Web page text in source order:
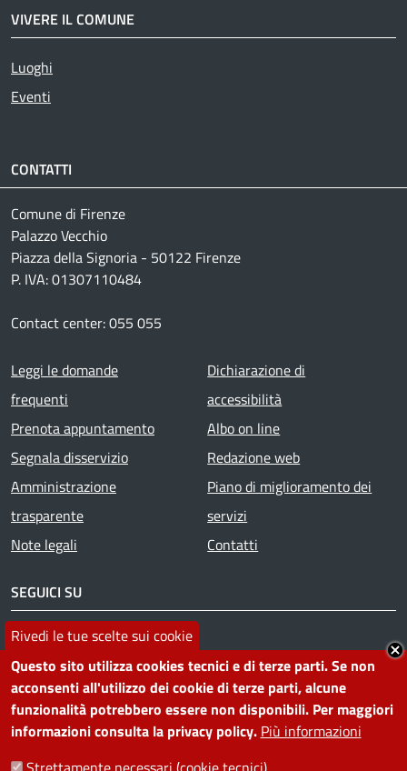
Rivedi le tue scelte sui cookie
Questo sito utilizza cookies tecnici e di terze parti. Se non
acconsenti all'utilizzo dei cookie di terze parti, alcune
funzionalità potrebbero essere non disponibili. Per maggiori
informazioni consulta la privacy policy. Più informazioni
VIVERE IL COMUNE
Luoghi
Eventi
CONTATTI
Comune di Firenze
Palazzo Vecchio
Piazza della Signoria - 50122 Firenze
P. IVA: 01307110484
Contact center: 055 055
Footer menu
Leggi le domande
frequenti
Prenota appuntamento
Segnala disservizio
Amministrazione
trasparente
Note legali
Dichiarazione di
accessibilità
Albo on line
Redazione web
Piano di miglioramento dei
servizi
Contatti
SEGUICI SU
Facebook
Instagram
YouTube
Telegram
WhatsApp
TwitterLinkedin
PRIVACY
Useful links section